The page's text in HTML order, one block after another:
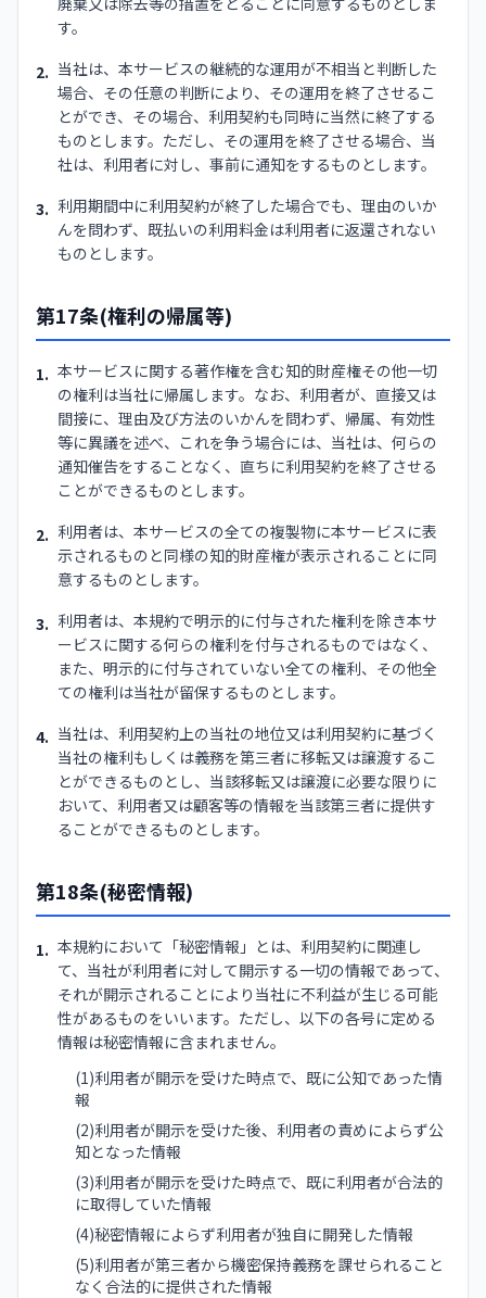
す。
2. 当社は、本サービスの継続的な運用が不相当と判断した
場合、その任意の判断により、その運用を終了させるこ
とができ、その場合、利用契約も同時に当然に終了する
ものとします。ただし、その運用を終了させる場合、当
社は、利用者に対し、事前に通知をするものとします。
3. 利用期間中に利用契約が終了した場合でも、理由のいか
んを問わず、既払いの利用料金は利用者に返還されない
ものとします。
第17条(権利の帰属等)
1. 本サービスに関する著作権を含む知的財産権その他一切
の権利は当社に帰属します。なお、利用者が、直接又は
間接に、理由及び方法のいかんを問わず、帰属、有効性
等に異議を述べ、これを争う場合には、当社は、何らの
通知催告をすることなく、直ちに利用契約を終了させる
ことができるものとします。
2. 利用者は、本サービスの全ての複製物に本サービスに表
示されるものと同様の知的財産権が表示されることに同
意するものとします。
3. 利用者は、本規約で明示的に付与された権利を除き本サ
ービスに関する何らの権利を付与されるものではなく、
また、明示的に付与されていない全ての権利、その他全
ての権利は当社が留保するものとします。
4. 当社は、利用契約上の当社の地位又は利用契約に基づく
当社の権利もしくは義務を第三者に移転又は譲渡するこ
とができるものとし、当該移転又は譲渡に必要な限りに
おいて、利用者又は顧客等の情報を当該第三者に提供す
ることができるものとします。
第18条(秘密情報)
1. 本規約において「秘密情報」とは、利用契約に関連し
て、当社が利用者に対して開示する一切の情報であって、
それが開示されることにより当社に不利益が生じる可能
性があるものをいいます。ただし、以下の各号に定める
情報は秘密情報に含まれません。
(1)利用者が開示を受けた時点で、既に公知であった情
報
(2)利用者が開示を受けた後、利用者の責めによらず公
知となった情報
(3)利用者が開示を受けた時点で、既に利用者が合法的
に取得していた情報
(4)秘密情報によらず利用者が独自に開発した情報
(5)利用者が第三者から機密保持義務を課せられること
なく合法的に提供された情報